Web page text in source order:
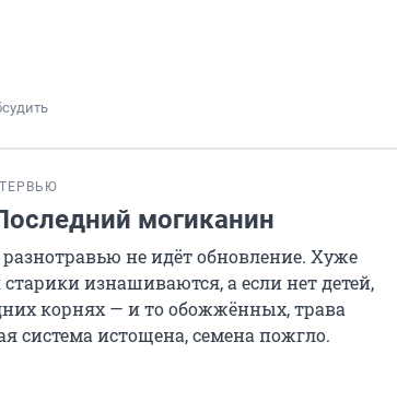
могиканин
не идёт обновление. Хуже
изнашиваются, а если нет детей,
корнях — и то обожжённых, трава
система истощена, семена пожгло.